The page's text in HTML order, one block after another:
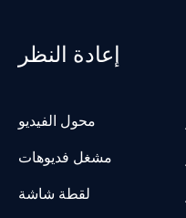
إعادة النظر
محول الفيديو
مشغل فديوهات
لقطة شاشة